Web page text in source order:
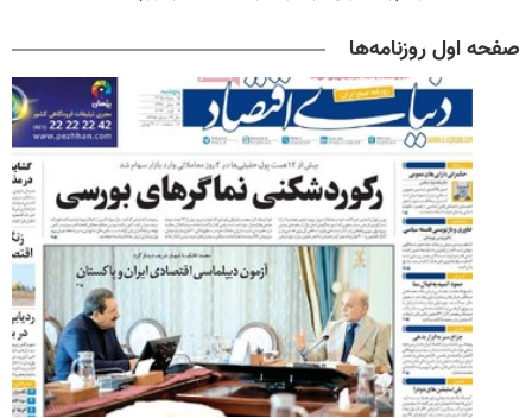
صفحه اول روزنامه‌ها